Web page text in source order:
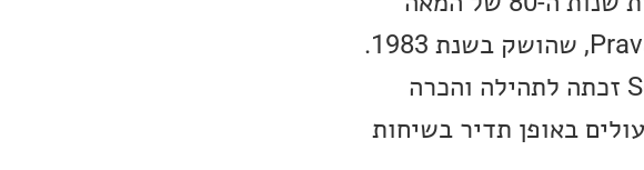
הקודמת, והמוצר הראשון מתוצרתם היה הרמקול המדפי Prava, שהושק בשנת 1983.
במשך שנות ה-80 ותחילת שנות ה-90, חברת Sonus Faber זכתה לתהילה והכרה
באופן תדיר בשיחות